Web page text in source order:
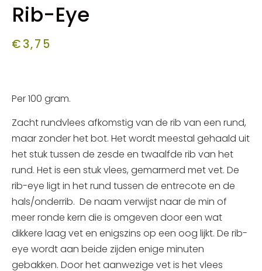
Rib-Eye
€3,75
Per 100 gram.
Zacht rundvlees afkomstig van de rib van een rund,
maar zonder het bot. Het wordt meestal gehaald uit
het stuk tussen de zesde en twaalfde rib van het
rund. Het is een stuk vlees, gemarmerd met vet. De
rib-eye ligt in het rund tussen de entrecote en de
hals/onderrib. De naam verwijst naar de min of
meer ronde kern die is omgeven door een wat
dikkere laag vet en enigszins op een oog lijkt. De rib-
eye wordt aan beide zijden enige minuten
gebakken. Door het aanwezige vet is het vlees